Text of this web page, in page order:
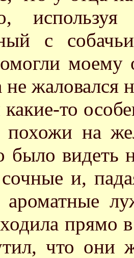
с
моему
жаловался
то
на
видеть
и,
ароматные
прямо
что они